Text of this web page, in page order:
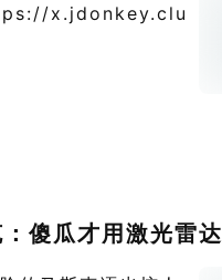
x.jdonkey.clu
傻瓜才用激光雷达